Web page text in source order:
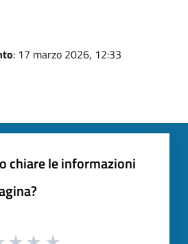
: 17 marzo 2026, 12:33
chiare le informazioni